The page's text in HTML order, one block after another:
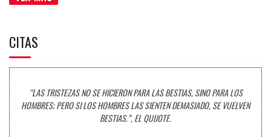
CITAS
“LAS TRISTEZAS NO SE HICIERON PARA LAS BESTIAS, SINO PARA LOS
HOMBRES; PERO SI LOS HOMBRES LAS SIENTEN DEMASIADO, SE VUELVEN
BESTIAS.”, EL QUIJOTE.